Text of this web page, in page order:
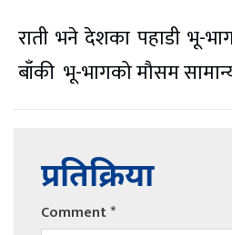
राती भने देशका पहाडी भू-
बाँकी भू-भागको मौसम
प्रतिक्रिया
Comment*